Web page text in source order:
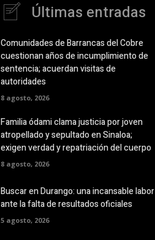
Últimas entradas
Comunidades de Barrancas del Cobre
cuestionan años de incumplimiento de
sentencia; acuerdan visitas de
autoridades
8 agosto, 2026
Familia ódami clama justicia por joven
atropellado y sepultado en Sinaloa;
exigen verdad y repatriación del cuerpo
8 agosto, 2026
Buscar en Durango: una incansable labor
ante la falta de resultados oficiales
5 agosto, 2026